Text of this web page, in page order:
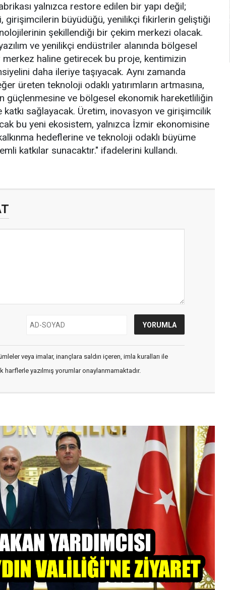
yalnızca restore edilen bir yapı değil;
girişimcilerin büyüdüğü, yenilikçi fikirlerin geliştiği
şekillendiği bir çekim merkezi olacak.
ve yenilikçi endüstriler alanında bölgesel
haline getirecek bu proje, kentimizin
daha ileriye taşıyacak. Aynı zamanda
üreten teknoloji odaklı yatırımların artmasına,
güçlenmesine ve bölgesel ekonomik hareketliliğin
katkı sağlayacak. Üretim, inovasyon ve girişimcilik
bu yeni ekosistem, yalnızca İzmir ekonomisine
hedeflerine ve teknoloji odaklı büyüme
katkılar sunacaktır." ifadelerini kullandı.
veya imalar, inançlara saldırı içeren, imla kuralları ile
harflerle yazılmış yorumlar onaylanmamaktadır.